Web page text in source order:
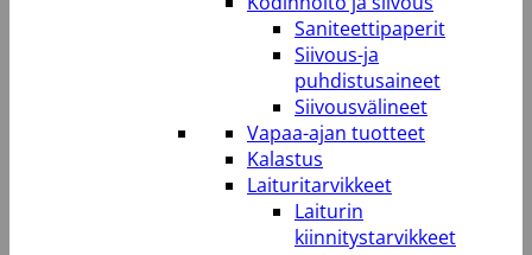
Saniteettipaperit
Siivous-ja
puhdistusaineet
Siivousvälineet
Vapaa-ajan tuotteet
Kalastus
Laituritarvikkeet
Laiturin
kiinnitystarvikkeet